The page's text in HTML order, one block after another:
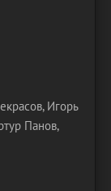
Игорь
Панов,